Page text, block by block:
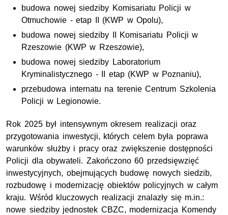
budowa nowej siedziby Komisariatu Policji w
Otmuchowie - etap II (KWP w Opolu),
budowa nowej siedziby II Komisariatu Policji w
Rzeszowie (KWP w Rzeszowie),
budowa nowej siedziby Laboratorium
Kryminalistycznego - II etap (KWP w Poznaniu),
przebudowa internatu na terenie Centrum Szkolenia
Policji w Legionowie.
Rok 2025 był intensywnym okresem realizacji oraz
przygotowania inwestycji, których celem była poprawa
warunków służby i pracy oraz zwiększenie dostępności
Policji dla obywateli. Zakończono 60 przedsięwzięć
inwestycyjnych, obejmujących budowę nowych siedzib,
rozbudowę i modernizację obiektów policyjnych w całym
kraju. Wśród kluczowych realizacji znalazły się m.in.:
nowe siedziby jednostek CBZC, modernizacja Komendy